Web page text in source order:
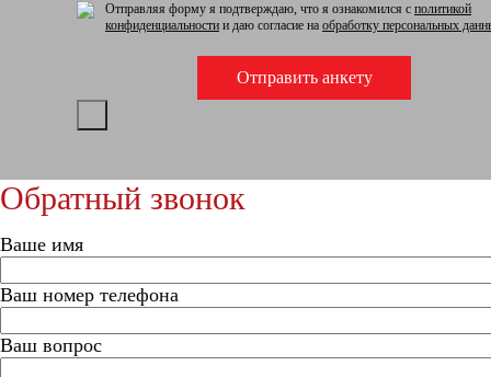
Отправляя форму я подтверждаю, что я ознакомился с политикой
конфиденциальности и даю согласие на обработку персональных
Обратный звонок
Ваше имя
Ваш номер телефона
Ваш вопрос